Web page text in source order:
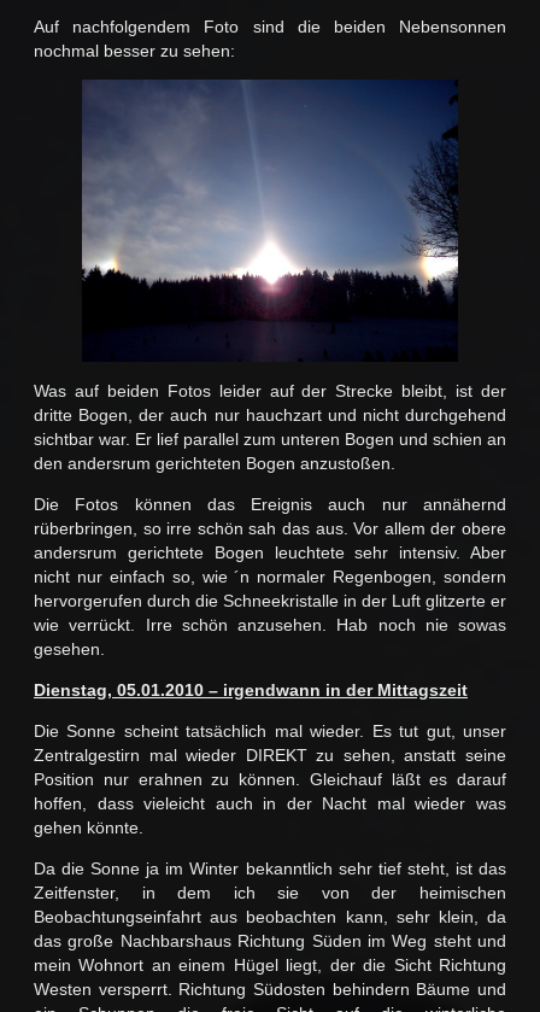
Auf nachfolgendem Foto sind die beiden Nebensonnen
nochmal besser zu sehen:
Was auf beiden Fotos leider auf der Strecke bleibt, ist der
dritte Bogen, der auch nur hauchzart und nicht durchgehend
sichtbar war. Er lief parallel zum unteren Bogen und schien an
den andersrum gerichteten Bogen anzustoßen.
Die Fotos können das Ereignis auch nur annähernd
rüberbringen, so irre schön sah das aus. Vor allem der obere
andersrum gerichtete Bogen leuchtete sehr intensiv. Aber
nicht nur einfach so, wie ´n normaler Regenbogen, sondern
hervorgerufen durch die Schneekristalle in der Luft glitzerte er
wie verrückt. Irre schön anzusehen. Hab noch nie sowas
gesehen.
Dienstag, 05.01.2010 – irgendwann in der Mittagszeit
Die Sonne scheint tatsächlich mal wieder. Es tut gut, unser
Zentralgestirn mal wieder DIREKT zu sehen, anstatt seine
Position nur erahnen zu können. Gleichauf läßt es darauf
hoffen, dass vieleicht auch in der Nacht mal wieder was
gehen könnte.
Da die Sonne ja im Winter bekanntlich sehr tief steht, ist das
Zeitfenster, in dem ich sie von der heimischen
Beobachtungseinfahrt aus beobachten kann, sehr klein, da
das große Nachbarshaus Richtung Süden im Weg steht und
mein Wohnort an einem Hügel liegt, der die Sicht Richtung
Westen versperrt. Richtung Südosten behindern Bäume und